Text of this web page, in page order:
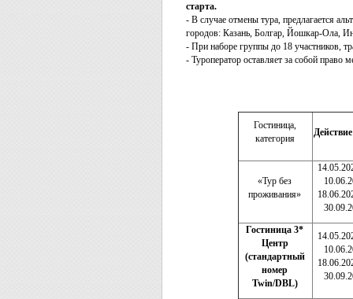
старта.
- В случае отмены тура, предлагается
городов: Казань, Болгар, Йошкар-Ола,
- При наборе группы до 18 участников,
- Туроператор оставляет за собой
Гостиница,
категория
«Тур без
проживания»
Гостиница 3*
Центр
(стандартный
номер
Twin/DBL)